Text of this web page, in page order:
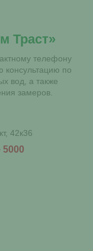
Траст»
телефону
консультацию по
вод, а также
замеров.
42к36